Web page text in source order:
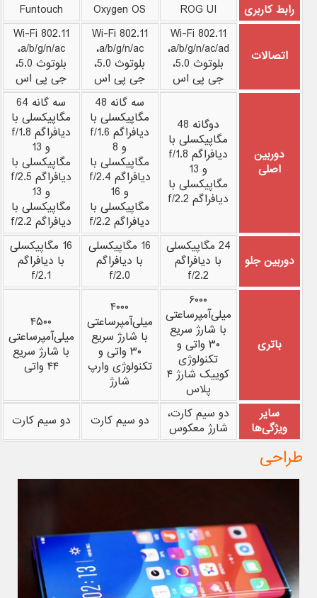
رابط کاربری
ROG UI
Oxygen OS
Funtouch
اتصالات
Wi-Fi 802.11
a/b/g/n/ac/ad،
بلوتوث 5.0،
جی پی اس
Wi-Fi 802.11
a/b/g/n/ac،
بلوتوث 5.0،
جی پی اس
Wi-Fi 802.11
a/b/g/n/ac،
بلوتوث 5.0،
جی پی اس
دوربین
اصلی
دوگانه 48
مگاپیکسلی با
دیافراگم f/1.8
و 13
مگاپیکسلی با
دیافراگم f/2.2
سه گانه 48
مگاپیکسلی با
دیافراگم f/1.6
و 8
مگاپیکسلی با
دیافراگم f/2.4
و 16
مگاپیکسلی با
دیافراگم f/2.2
سه گانه 64
مگاپیکسلی با
دیافراگم f/1.8
و 13
مگاپیکسلی با
دیافراگم f/2.5
و 13
مگاپیکسلی با
دیافراگم f/2.2
دوربین جلو
24 مگاپیکسلی
با دیافراگم
f/2.2
16 مگاپیکسلی
با دیافراگم
f/2.0
16 مگاپیکسلی
با دیافراگم
f/2.1
باتری
۶۰۰۰
میلی‌آمپرساعتی
با شارژ سریع
۳۰ واتی و
تکنولوژی
کوییک شارژ ۴
پلاس
۴۰۰۰
میلی‌آمپرساعتی
با شارژ سریع
۳۰ واتی و
تکنولوژی وارپ
شارژ
۴۵۰۰
میلی‌آمپرساعتی
با شارژ سریع
۴۴ واتی
سایر
ویژگی‌ها
دو سیم کارت،
شارژ معکوس
دو سیم کارت دو سیم کارت
طراحی